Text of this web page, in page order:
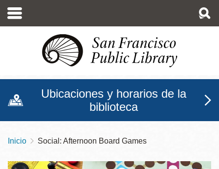
contenido
Ubicaciones y horarios de la
biblioteca
Sobrescribir
enlaces
Inicio Social: Afternoon Board Games